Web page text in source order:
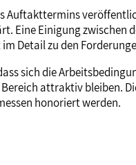
Auftakttermins
Eine Einigung zwischen
Detail zu den
sich die
attraktiv bleiben.
honoriert werden.